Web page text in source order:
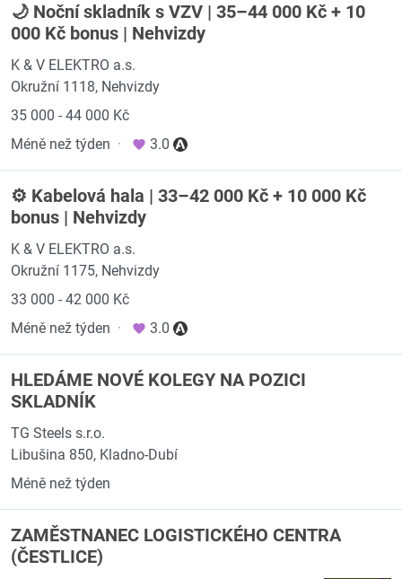
🌙 Noční skladník s VZV | 35–44 000 Kč + 10
000 Kč bonus | Nehvizdy
K & V ELEKTRO a.s.
Okružní 1118, Nehvizdy
35 000 - 44 000 Kč
Méně než týden · 3.0
⚙️ Kabelová hala | 33–42 000 Kč + 10 000 Kč
bonus | Nehvizdy
K & V ELEKTRO a.s.
Okružní 1175, Nehvizdy
33 000 - 42 000 Kč
Méně než týden · 3.0
HLEDÁME NOVÉ KOLEGY NA POZICI
SKLADNÍK
TG Steels s.r.o.
Libušina 850, Kladno-Dubí
Méně než týden
ZAMĚSTNANEC LOGISTICKÉHO CENTRA
(ČESTLICE)